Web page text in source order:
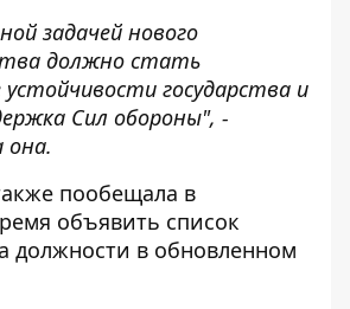
задачей нового
должно стать
устойчивости государства и
Сил обороны", -
она.
пообещала в
объявить список
должности в обновленном